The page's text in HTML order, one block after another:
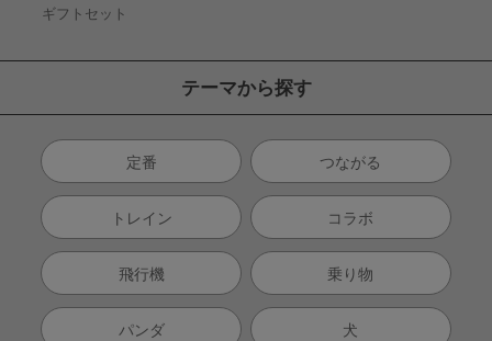
ギフトセット
テーマから探す
定番 つながる
トレイン コラボ
飛行機 乗り物
パンダ 犬